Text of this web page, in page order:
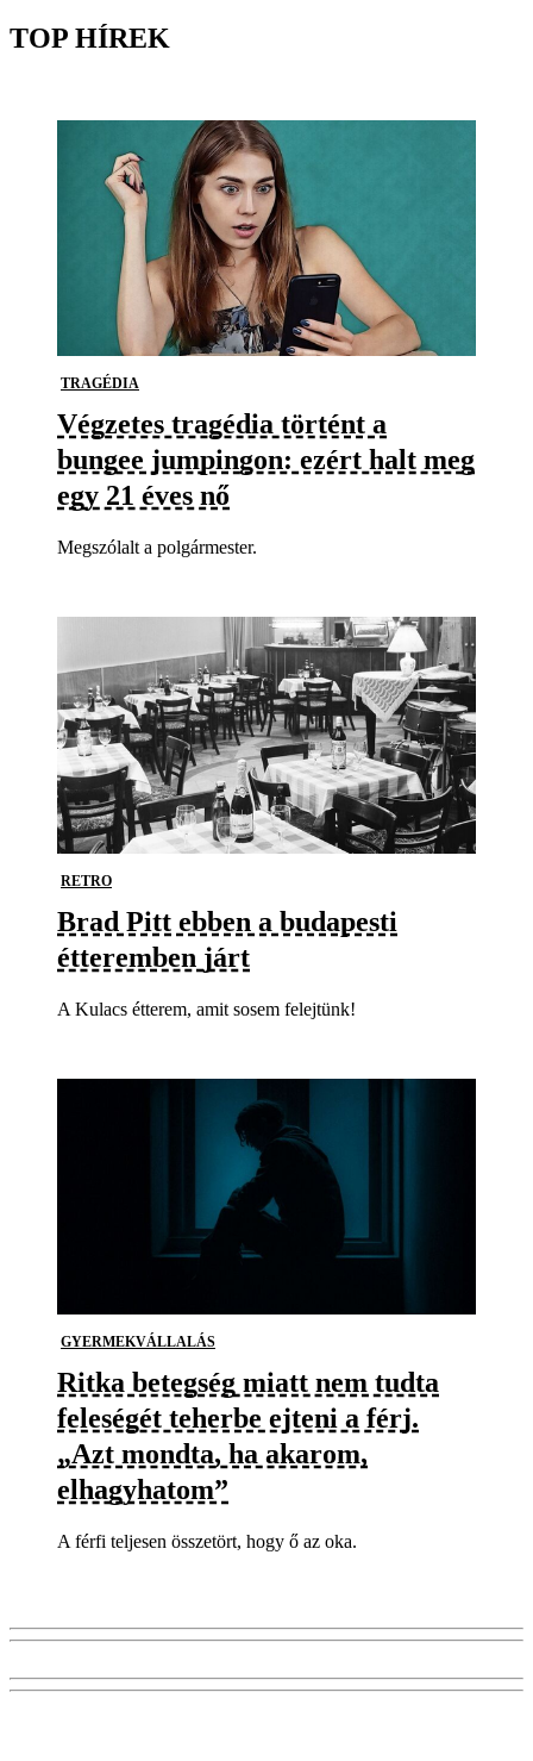
TOP HÍREK
TRAGÉDIA
Végzetes tragédia történt a
bungee jumpingon: ezért halt meg
egy 21 éves nő
Megszólalt a polgármester.
RETRO
Brad Pitt ebben a budapesti
étteremben járt
A Kulacs étterem, amit sosem felejtünk!
GYERMEKVÁLLALÁS
Ritka betegség miatt nem tudta
feleségét teherbe ejteni a férj.
„Azt mondta, ha akarom,
elhagyhatom”
A férfi teljesen összetört, hogy ő az oka.